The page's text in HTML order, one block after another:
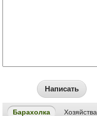
Написать
Барахолка Хозяйства